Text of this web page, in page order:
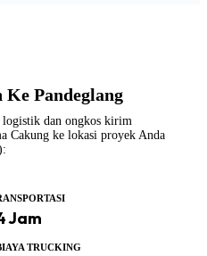
Pandeglang
logistik dan ongkos kirim
Cakung ke lokasi proyek Anda
Jam
TRUCKING